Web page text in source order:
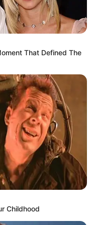
en el Atlántico:
y turística
barranquillera, Piqué
That Defined The
Childhood